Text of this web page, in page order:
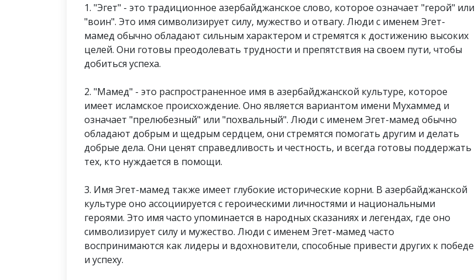
1. "Эгет" - это традиционное азербайджанское слово, которое означает "герой" или
"воин". Это имя символизирует силу, мужество и отвагу. Люди с именем Эгет-
мамед обычно обладают сильным характером и стремятся к достижению высоких
целей. Они готовы преодолевать трудности и препятствия на своем пути, чтобы
добиться успеха.
2. "Мамед" - это распространенное имя в азербайджанской культуре, которое
имеет исламское происхождение. Оно является вариантом имени Мухаммед и
означает "прелюбезный" или "похвальный". Люди с именем Эгет-мамед обычно
обладают добрым и щедрым сердцем, они стремятся помогать другим и делать
добрые дела. Они ценят справедливость и честность, и всегда готовы поддержать
тех, кто нуждается в помощи.
3. Имя Эгет-мамед также имеет глубокие исторические корни. В азербайджанской
культуре оно ассоциируется с героическими личностями и национальными
героями. Это имя часто упоминается в народных сказаниях и легендах, где оно
символизирует силу и мужество. Люди с именем Эгет-мамед часто
воспринимаются как лидеры и вдохновители, способные привести других к победе
и успеху.